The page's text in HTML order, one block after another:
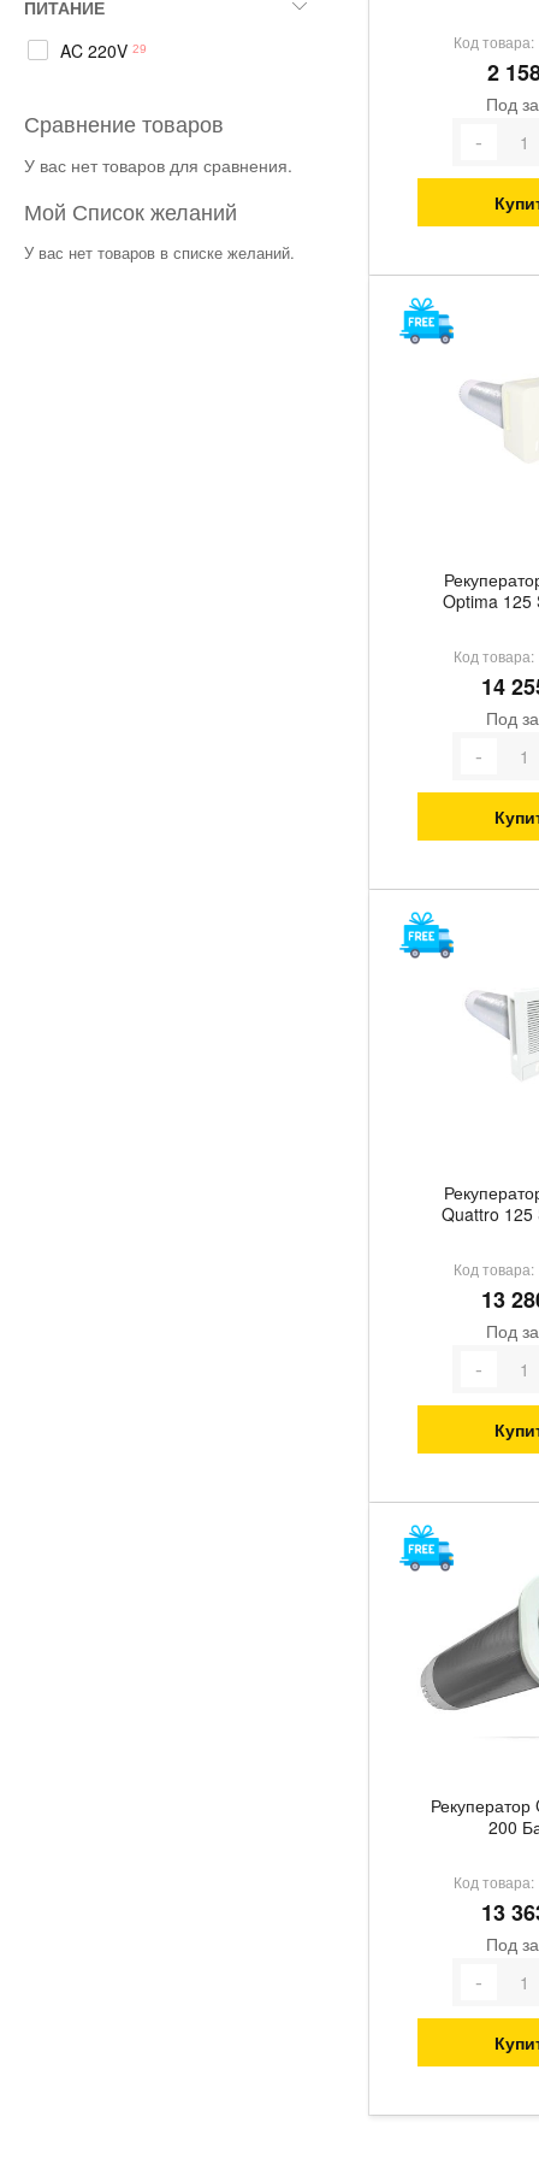
Код товара:
2
Под
Optima 125
Код товара:
14
Под
Quattro 125
Код товара:
13
Под
200
Код товара:
13
Под
ПИТАНИЕ
AC 220V
Not selected: AC 220V
29позиции
Сравнение товаров
У вас нет товаров для сравнения.
Мой Список желаний
У вас нет товаров в списке желаний.